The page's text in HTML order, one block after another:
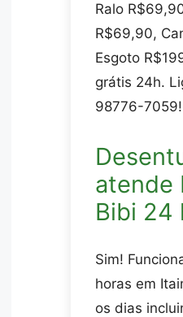
Ralo
R$69,90,
Esgoto
grátis 24h.
98776-7059!
atende
Bibi 24
Sim!
horas em
os dias